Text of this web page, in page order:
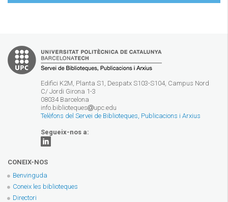
Edifici K2M, Planta S1, Despatx S103-S104, Campus Nord
C/ Jordi Girona 1-3
08034 Barcelona
info.biblioteques
upc.edu
Telèfons del Servei de Biblioteques, Publicacions i Arxius
Segueix-nos a:
CONEIX-NOS
Benvinguda
Coneix les biblioteques
Directori